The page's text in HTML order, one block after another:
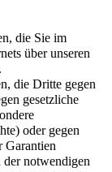
die Sie im
über unseren
die Dritte gegen
gesetzliche
oder gegen
Garantien
der notwendigen